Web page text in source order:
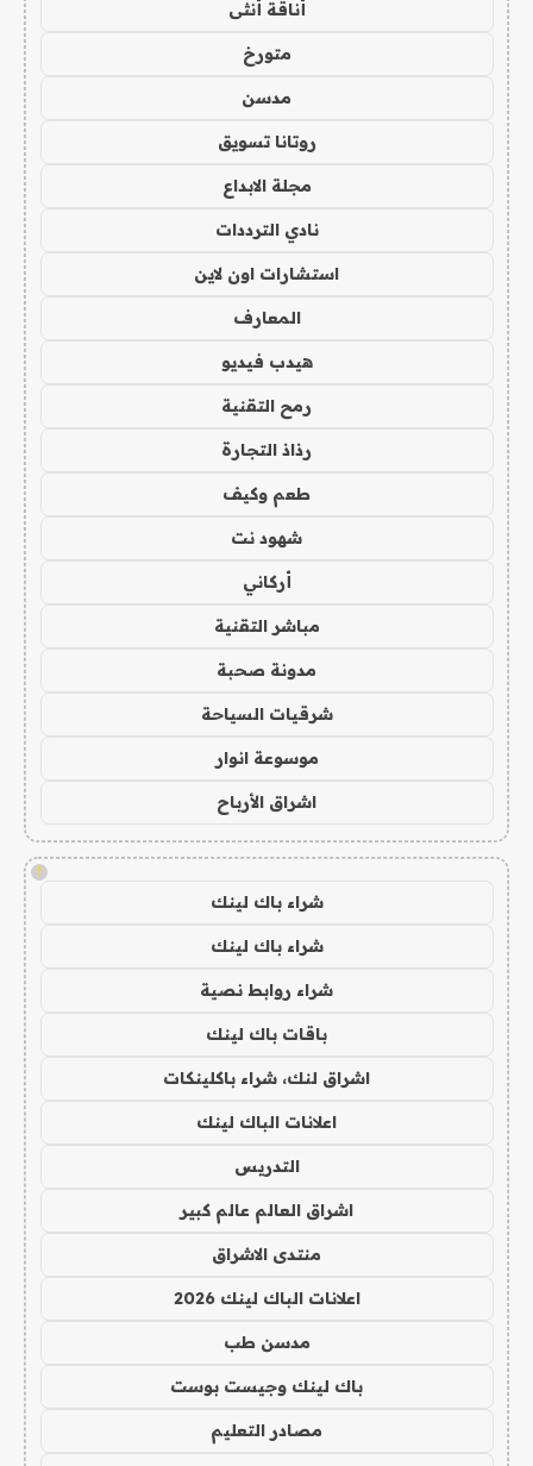
أناقة أنثى
متورخ
مدسن
روتانا تسويق
مجلة الابداع
نادي الترددات
استشارات اون لاين
المعارف
هيدب فيديو
رمح التقنية
رذاذ التجارة
طعم وكيف
شهود نت
أركاني
مباشر التقنية
مدونة صحبة
شرقيات السياحة
موسوعة انوار
اشراق الأرباح
!
شراء باك لينك
شراء باك لينك
شراء روابط نصية
باقات باك لينك
اشراق لنك، شراء باكلينكات
اعلانات الباك لينك
التدريس
اشراق العالم عالم كبير
منتدى الاشراق
اعلانات الباك لينك 2026
مدسن طب
باك لينك وجيست بوست
مصادر التعليم